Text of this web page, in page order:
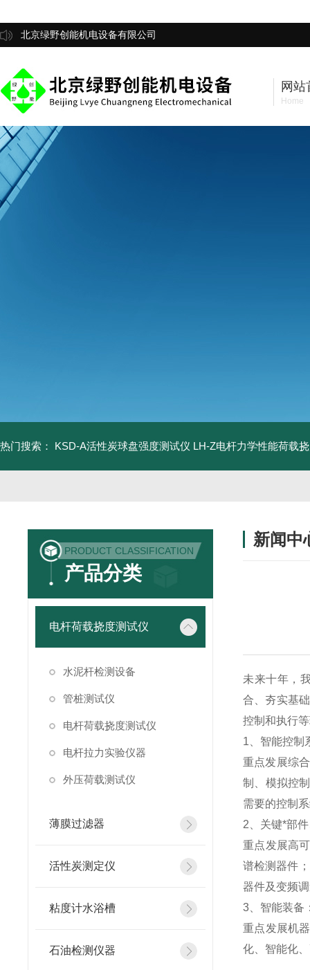
北京绿野创能机电设备有限公司
网站
Home
热门搜索： KSD-A活性炭球盘强度测试仪 LH-Z电杆力学性能荷载
PRODUCT CLASSIFICATION
产品分类
电杆荷载挠度测试仪
水泥杆检测设备
管桩测试仪
电杆荷载挠度测试仪
电杆拉力实验仪器
外压荷载测试仪
薄膜过滤器
活性炭测定仪
粘度计水浴槽
石油检测仪器
新闻中
未来十年，
合、夯实基
控制和执行
1、智能控制
重点发展综
制、模拟控
需要的控制
2、关键*部
重点发展高
谱检测器件
器件及变频
3、智能装备
重点发展机
化、智能化